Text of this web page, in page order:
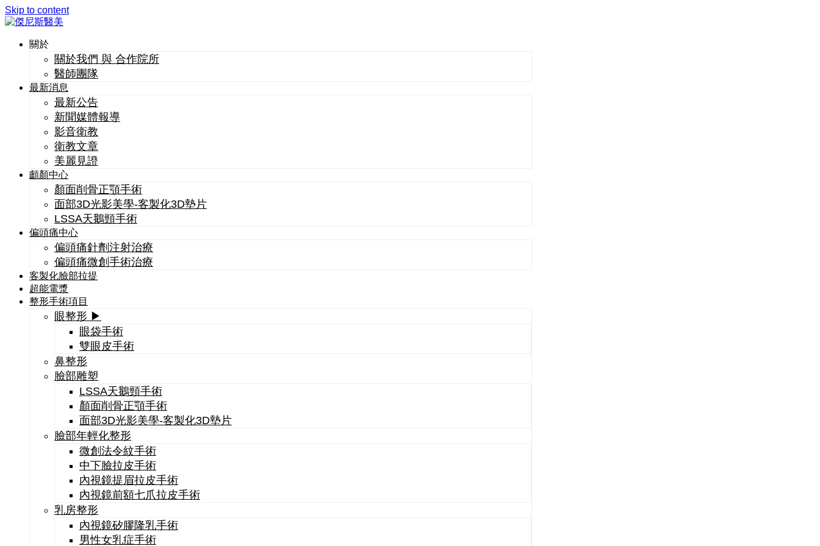
Skip to content
關於
關於我們 與 合作院所
醫師團隊
最新消息
最新公告
新聞媒體報導
影音衛教
衛教文章
美麗見證
顱顏中心
顏面削骨正顎手術
面部3D光影美學-客製化3D墊片
LSSA天鵝頸手術
偏頭痛中心
偏頭痛針劑注射治療
偏頭痛微創手術治療
客製化臉部拉提
超能電漿
整形手術項目
眼整形 ▶
眼袋手術
雙眼皮手術
鼻整形
臉部雕塑
LSSA天鵝頸手術
顏面削骨正顎手術
面部3D光影美學-客製化3D墊片
臉部年輕化整形
微創法令紋手術
中下臉拉皮手術
內視鏡提眉拉皮手術
內視鏡前額七爪拉皮手術
乳房整形
內視鏡矽膠隆乳手術
男性女乳症手術